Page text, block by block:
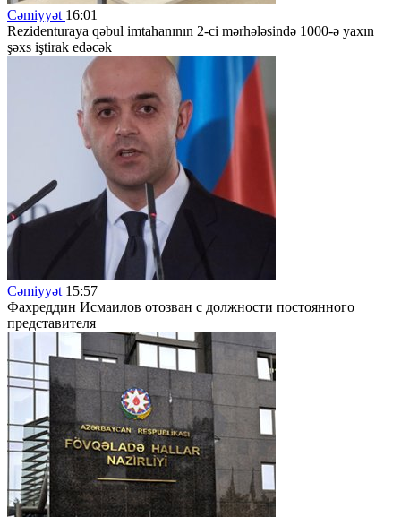
Cəmiyyət 16:01
Rezidenturaya qəbul imtahanının 2-ci mərhələsində 1000-ə yaxın
şəxs iştirak edəcək
Cəmiyyət 15:57
Фахреддин Исмаилов отозван с должности постоянного
представителя